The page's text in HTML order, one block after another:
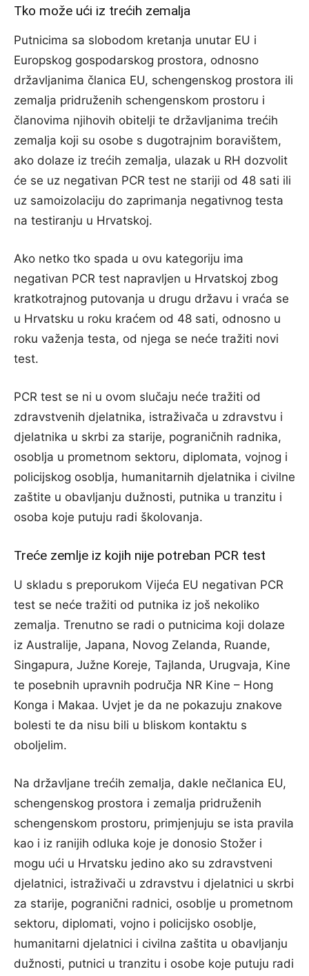
Tko može ući iz trećih zemalja
Putnicima sa slobodom kretanja unutar EU i
Europskog gospodarskog prostora, odnosno
državljanima članica EU, schengenskog prostora ili
zemalja pridruženih schengenskom prostoru i
članovima njihovih obitelji te državljanima trećih
zemalja koji su osobe s dugotrajnim boravištem,
ako dolaze iz trećih zemalja, ulazak u RH dozvolit
će se uz negativan PCR test ne stariji od 48 sati ili
uz samoizolaciju do zaprimanja negativnog testa
na testiranju u Hrvatskoj.
Ako netko tko spada u ovu kategoriju ima
negativan PCR test napravljen u Hrvatskoj zbog
kratkotrajnog putovanja u drugu državu i vraća se
u Hrvatsku u roku kraćem od 48 sati, odnosno u
roku važenja testa, od njega se neće tražiti novi
test.
PCR test se ni u ovom slučaju neće tražiti od
zdravstvenih djelatnika, istraživača u zdravstvu i
djelatnika u skrbi za starije, pograničnih radnika,
osoblja u prometnom sektoru, diplomata, vojnog i
policijskog osoblja, humanitarnih djelatnika i civilne
zaštite u obavljanju dužnosti, putnika u tranzitu i
osoba koje putuju radi školovanja.
Treće zemlje iz kojih nije potreban PCR test
U skladu s preporukom Vijeća EU negativan PCR
test se neće tražiti od putnika iz još nekoliko
zemalja. Trenutno se radi o putnicima koji dolaze
iz Australije, Japana, Novog Zelanda, Ruande,
Singapura, Južne Koreje, Tajlanda, Urugvaja, Kine
te posebnih upravnih područja NR Kine – Hong
Konga i Makaa. Uvjet je da ne pokazuju znakove
bolesti te da nisu bili u bliskom kontaktu s
oboljelim.
Na državljane trećih zemalja, dakle nečlanica EU,
schengenskog prostora i zemalja pridruženih
schengenskom prostoru, primjenjuju se ista pravila
kao i iz ranijih odluka koje je donosio Stožer i
mogu ući u Hrvatsku jedino ako su zdravstveni
djelatnici, istraživači u zdravstvu i djelatnici u skrbi
za starije, pogranični radnici, osoblje u prometnom
sektoru, diplomati, vojno i policijsko osoblje,
humanitarni djelatnici i civilna zaštita u obavljanju
dužnosti, putnici u tranzitu i osobe koje putuju radi